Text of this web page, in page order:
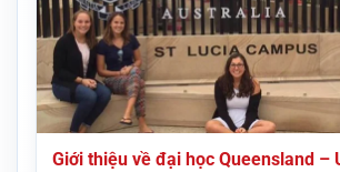
Giới thiệu về đại học Queensland –